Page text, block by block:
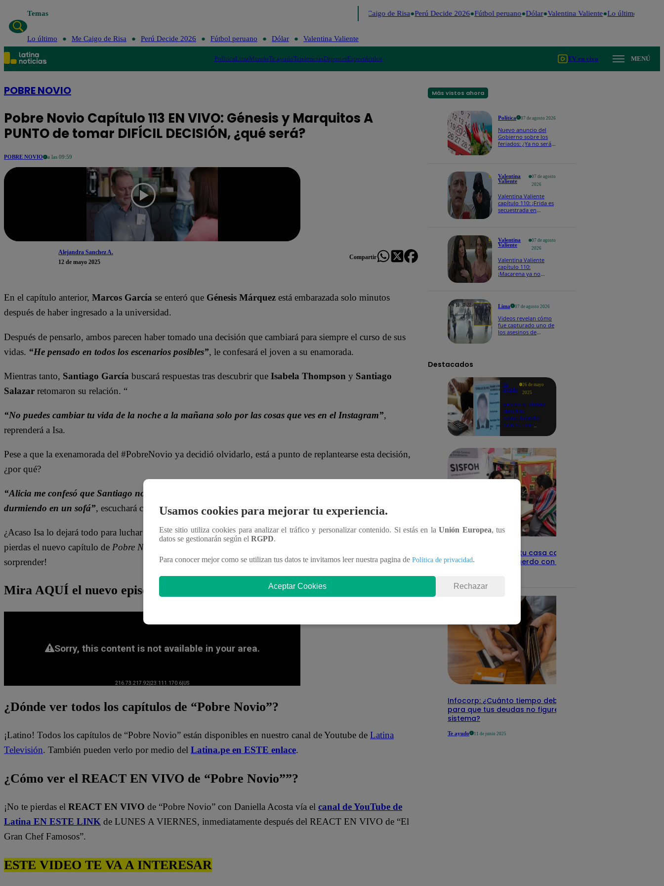
Temas Me Caigo de Risa Perú Decide 2026 Fútbol peruano Dólar Valentina Valiente Lo último
Lo último Me Caigo de Risa Perú Decide 2026 Fútbol peruano Dólar Valentina Valiente
PolíticaLimaMundoTe ayudoTendenciasDeportesEspectáculos TV en vivo MENÚ
POBRE NOVIO
Pobre Novio Capítulo 113 EN VIVO: Génesis y Marquitos A
PUNTO de tomar DIFÍCIL DECISIÓN, ¿qué será?
POBRE NOVIO a las 09:59
Alejandra Sanchez A.
12 de mayo 2025
Compartir
En el capítulo anterior, Marcos García se enteró que Génesis Márquez está embarazada solo minutos
después de haber ingresado a la universidad.
Después de pensarlo, ambos parecen haber tomado una decisión que cambiará para siempre el curso de sus
vidas. “He pensado en todos los escenarios posibles”, le confesará el joven a su enamorada.
Mientras tanto, Santiago García buscará respuestas tras descubrir que Isabela Thompson y Santiago
Salazar retomaron su relación. “
“No puedes cambiar tu vida de la noche a la mañana solo por las cosas que ves en el Instagram”,
reprenderá a Isa.
Pese a que la exenamorada del #PobreNovio ya decidió olvidarlo, está a punto de replantearse esta decisión,
¿por qué?
“Alicia me confesó que Santiago no le ha tocado ni un pelo, que se la pasó toda la luna de miel
durmiendo en un sofá”, escuchará confesar a Sara.
¿Acaso Isa lo dejará todo para luchar con Santiago? ¿Alicia todavía podrá conquistar al #PobreNovio? ¡No te
pierdas el nuevo capítulo de Pobre Novio
sorprender!
Mira AQUÍ el nuevo episodio de “Pobre Novio” EN VIVO
¿Dónde ver todos los capítulos de “Pobre Novio”?
¡Latino! Todos los capítulos de “Pobre Novio” están disponibles en nuestro canal de Youtube de Latina
Televisión. También pueden verlo por medio del Latina.pe en ESTE enlace.
¿Cómo ver el REACT EN VIVO de “Pobre Novio””?
¡No te pierdas el REACT EN VIVO de “Pobre Novio” con Daniella Acosta vía el canal de YouTube de
Latina EN ESTE LINK de LUNES A VIERNES, inmediatamente después del REACT EN VIVO de “El
Gran Chef Famosos”.
ESTE VIDEO TE VA A INTERESAR
Más vistos ahora
Política 07 de agosto 2026
Nuevo anuncio del
Gobierno sobre los
feriados: ¿Ya no serán
Valentina
Valiente
07 de agosto
2026
Valentina Valiente
capítulo 110: ¡Frida es
secuestrada en
Valentina
Valiente
07 de agosto
2026
Valentina Valiente
capítulo 110:
¡Macarena ya no
Lima 07 de agosto 2026
Videos revelan cómo
fue capturado uno de
los asesinos de
Destacados
Te
ayudo
26 de mayo
2025
Revisa si tienes
deudas
consultando
con tu DNI:
Revisa con tu DNI si tu casa califica
como pobre, de acuerdo con el Sisfoh
Infocorp: ¿Cuánto tiempo debe pasar
para que tus deudas no figuren en su
sistema?
Te ayudo 11 de junio 2025
Usamos cookies para mejorar tu experiencia.
Este sitio utiliza cookies para analizar el tráfico y personalizar contenido. Si estás en laUnión Europea, tus
datos se gestionarán según el RGPD.
Para conocer mejor como se utilizan tus datos te invitamos leer nuestra pagina de Política de privacidad.
Aceptar Cookies Rechazar